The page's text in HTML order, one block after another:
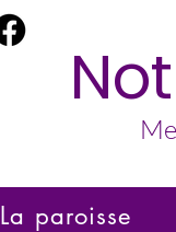
La paroisse